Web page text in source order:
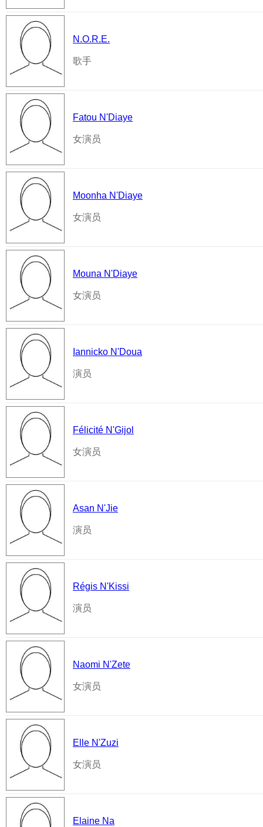
N.O.R.E.
歌手
Fatou N'Diaye
女演员
Moonha N'Diaye
女演员
Mouna N'Diaye
女演员
Iannicko N'Doua
演员
Félicité N'Gijol
女演员
Asan N'Jie
演员
Régis N'Kissi
演员
Naomi N'Zete
女演员
Elle N'Zuzi
女演员
Elaine Na